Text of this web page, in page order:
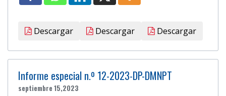
Descargar Descargar Descargar
Informe especial n.º 12-2023-DP-DMNPT
septiembre 15,2023